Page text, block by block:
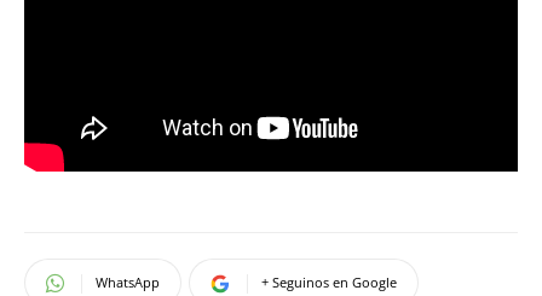
WhatsApp + Seguinos en Google